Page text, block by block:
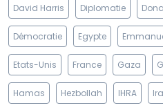
David Harris Diplomatie
Démocratie Egypte
Etats-Unis France Gaza
Hamas Hezbollah IHRA